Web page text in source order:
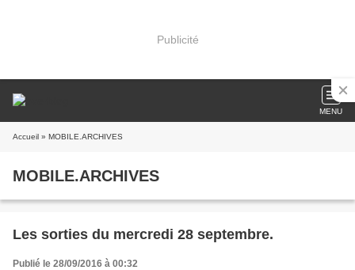
Publicité
MENU
Accueil » MOBILE.ARCHIVES
MOBILE.ARCHIVES
Les sorties du mercredi 28 septembre.
Publié le 28/09/2016 à 00:32